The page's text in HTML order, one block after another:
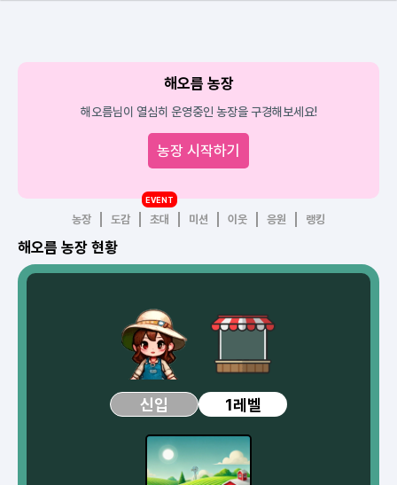
해오름 농장
해오름님이 열심히 운영중인 농장을 구경해보세요!
농장 시작하기
농장 도감 초대
EVENT
미션 이웃 응원 랭킹
해오름 농장 현황
신입 1레벨